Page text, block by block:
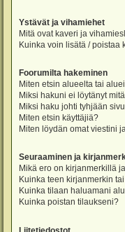
Ystävät ja vihamiehet
Mitä ovat kaveri ja
Kuinka voin lisätä / poistaa
Foorumilta hakeminen
Miten etsin alueelta tai
Miksi hakuni ei löytänyt
Miksi haku johti tyhjään
Miten etsin käyttäjiä?
Miten löydän omat viestini
Seuraaminen ja
Mikä ero on kirjanmerkillä
Kuinka teen kirjanmerkin
Kuinka tilaan haluamani
Kuinka poistan tilaukseni?